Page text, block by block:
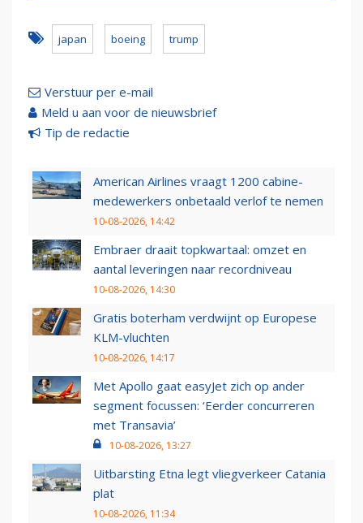
japan boeing trump
Verstuur per e-mail
Meld u aan voor de nieuwsbrief
Tip de redactie
American Airlines vraagt 1200 cabine-
medewerkers onbetaald verlof te nemen
10-08-2026, 14:42
Embraer draait topkwartaal: omzet en
aantal leveringen naar recordniveau
10-08-2026, 14:30
Gratis boterham verdwijnt op Europese
KLM-vluchten
10-08-2026, 14:17
Met Apollo gaat easyJet zich op ander
segment focussen: ‘Eerder concurreren
met Transavia’
10-08-2026, 13:27
Uitbarsting Etna legt vliegverkeer Catania
plat
10-08-2026, 11:34